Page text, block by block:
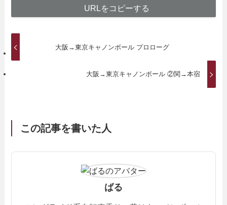
URLをコピーする
大阪→東京キャノンボール プロローグ
大阪→東京キャノンボール ②関→本宿
この記事を書いた人
ばる